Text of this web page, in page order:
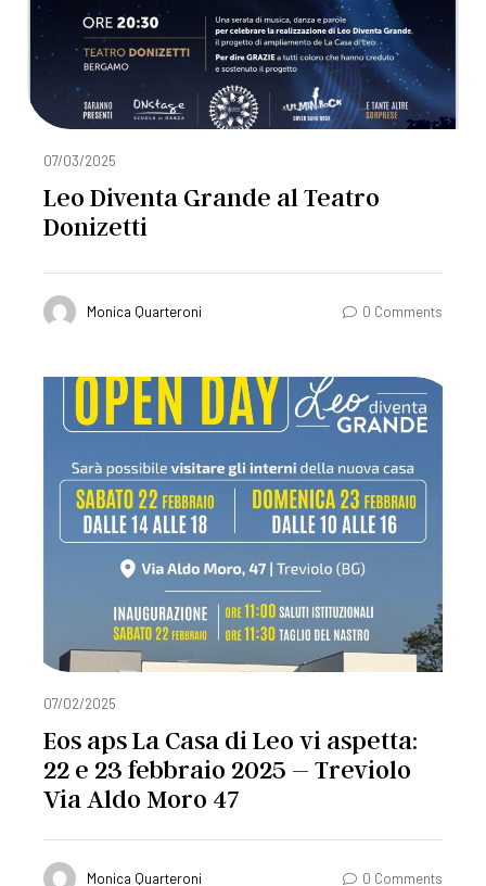
07/03/2025
Leo Diventa Grande al Teatro
Donizetti
Monica Quarteroni 0 Comments
07/02/2025
Eos aps La Casa di Leo vi aspetta:
22 e 23 febbraio 2025 – Treviolo
Via Aldo Moro 47
Monica Quarteroni 0 Comments